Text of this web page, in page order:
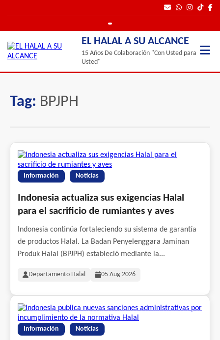
EL HALAL A SU ALCANCE
15 Años De Colaboración "Con Usted para
Usted"
Tag: BPJPH
Información Noticias
Indonesia actualiza sus exigencias Halal
para el sacrificio de rumiantes y aves
Indonesia continúa fortaleciendo su sistema de garantía
de productos Halal. La Badan Penyelenggara Jaminan
Produk Halal (BPJPH) estableció mediante la...
Departamento Halal 05 Aug 2026
Información Noticias